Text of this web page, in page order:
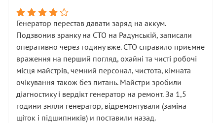
Генератор перестав давати заряд на аккум.
Подзвонив зранку на СТО на Радунській, записали
оперативно через годину вже. СТО справило приємне
враження на перший погляд, охайні та чисті робочі
місця майстрів, чемний персонал, чистота, кімната
очікування також без питань. Майстри зробили
діагностику і вердікт генератор на ремонт. За 1,5
години зняли генератор, відремонтували (заміна
щіток і підшипників) и поставили назад.